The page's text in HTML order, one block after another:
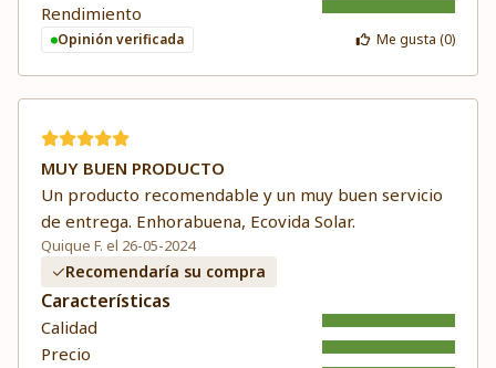
Rendimiento
Opinión verificada Me gusta (0)
MUY BUEN PRODUCTO
Un producto recomendable y un muy buen servicio
de entrega. Enhorabuena, Ecovida Solar.
Quique F. el 26-05-2024
Recomendaría su compra
Características
Calidad
Precio